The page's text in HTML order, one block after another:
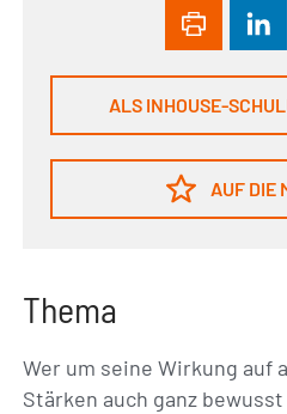
ALS INHOUSE-
AUF DIE
Thema
Wer um seine Wirkung auf
Stärken auch ganz